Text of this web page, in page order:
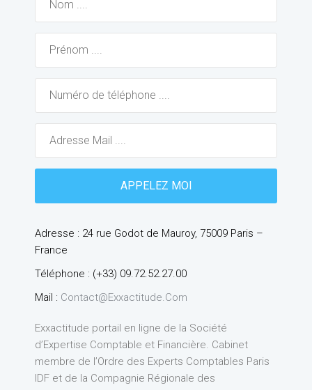
Adresse : 24 rue Godot de Mauroy, 75009 Paris –
France
Téléphone : (+33) 09.72.52.27.00
Mail : Contact@exxactitude.com
Exxactitude portail en ligne de la Société
d’Expertise Comptable et Financière. Cabinet
membre de l’Ordre des Experts Comptables Paris
IDF et de la Compagnie Régionale des